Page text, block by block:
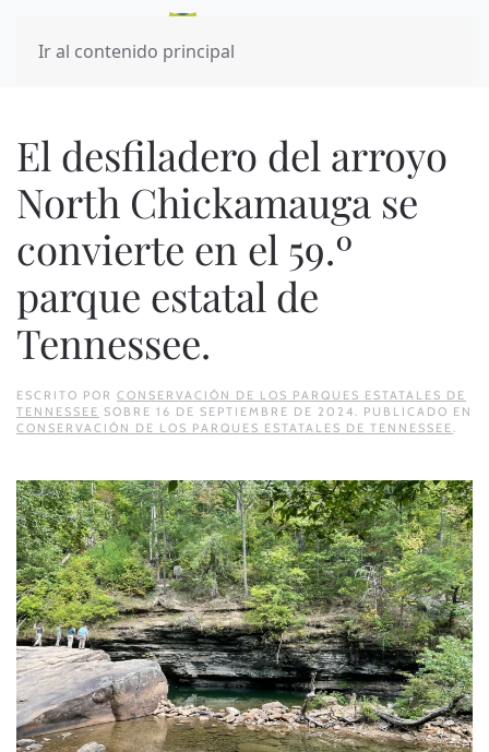
Ir al contenido principal
El desfiladero del arroyo
North Chickamauga se
convierte en el 59.º
parque estatal de
Tennessee.
ESCRITO POR CONSERVACIÓN DE LOS PARQUES ESTATALES DE
TENNESSEE SOBRE 16 DE SEPTIEMBRE DE 2024. PUBLICADO EN
CONSERVACIÓN DE LOS PARQUES ESTATALES DE TENNESSEE.